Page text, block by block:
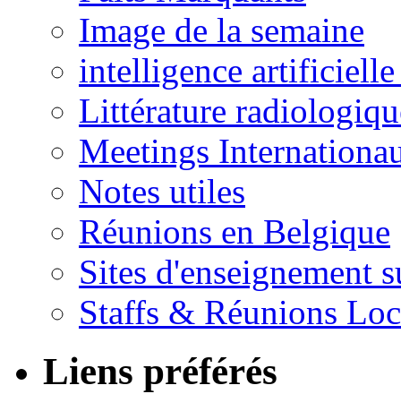
Image de la semaine
intelligence
Littérature
Meetings
Notes utiles
Réunions en Belgique
Sites d'enseignement
Staffs & Réunions
Liens préférés